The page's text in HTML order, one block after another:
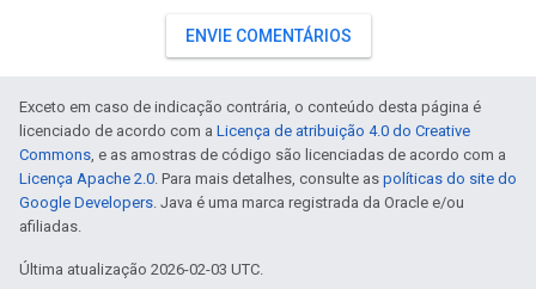
ENVIE COMENTÁRIOS
Exceto em caso de indicação contrária, o conteúdo desta página é
licenciado de acordo com a Licença de atribuição 4.0 do Creative
Commons, e as amostras de código são licenciadas de acordo com a
Licença Apache 2.0. Para mais detalhes, consulte as políticas do site do
Google Developers. Java é uma marca registrada da Oracle e/ou
afiliadas.
Última atualização 2026-02-03 UTC.